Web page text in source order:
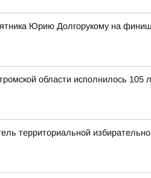
Юрию Долгорукому на
области исполнилось 105
территориальной